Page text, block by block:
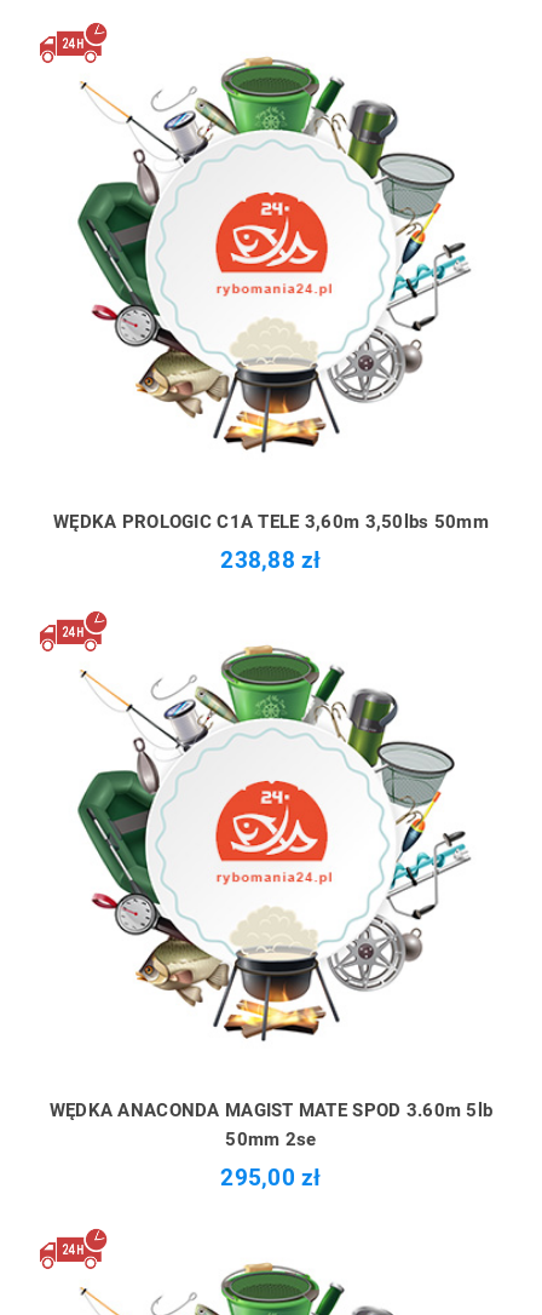
WĘDKA PROLOGIC C1A TELE 3,60m 3,50lbs 50mm
238,88 zł
WĘDKA ANACONDA MAGIST MATE SPOD 3.60m 5lb
50mm 2se
295,00 zł